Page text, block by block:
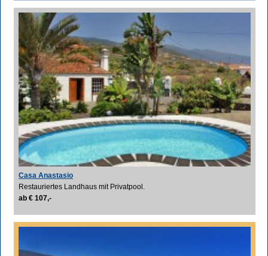
Casa Anastasio
Restauriertes Landhaus mit Privatpool.
ab € 107,-